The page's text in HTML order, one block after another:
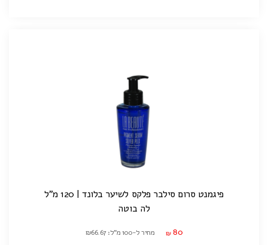
פיגמנט סרום סילבר פלקס לשיער בלונד | 120 מ"ל
לה בוטה
₪ 80 מחיר ל-100 מ"ל: ₪66.67